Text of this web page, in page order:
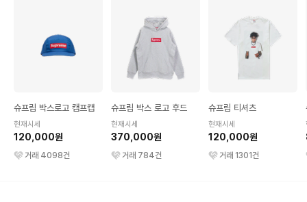
슈프림 박스로고 캠프캡
현재시세
120,000원
거래 4098건
슈프림 박스 로고 후드
현재시세
370,000원
거래 784건
슈프림 티셔츠
현재시세
120,000원
거래 1301건